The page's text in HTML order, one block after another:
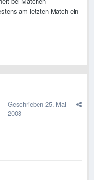
am letzten Match ein
Geschrieben 25. Mai
2003